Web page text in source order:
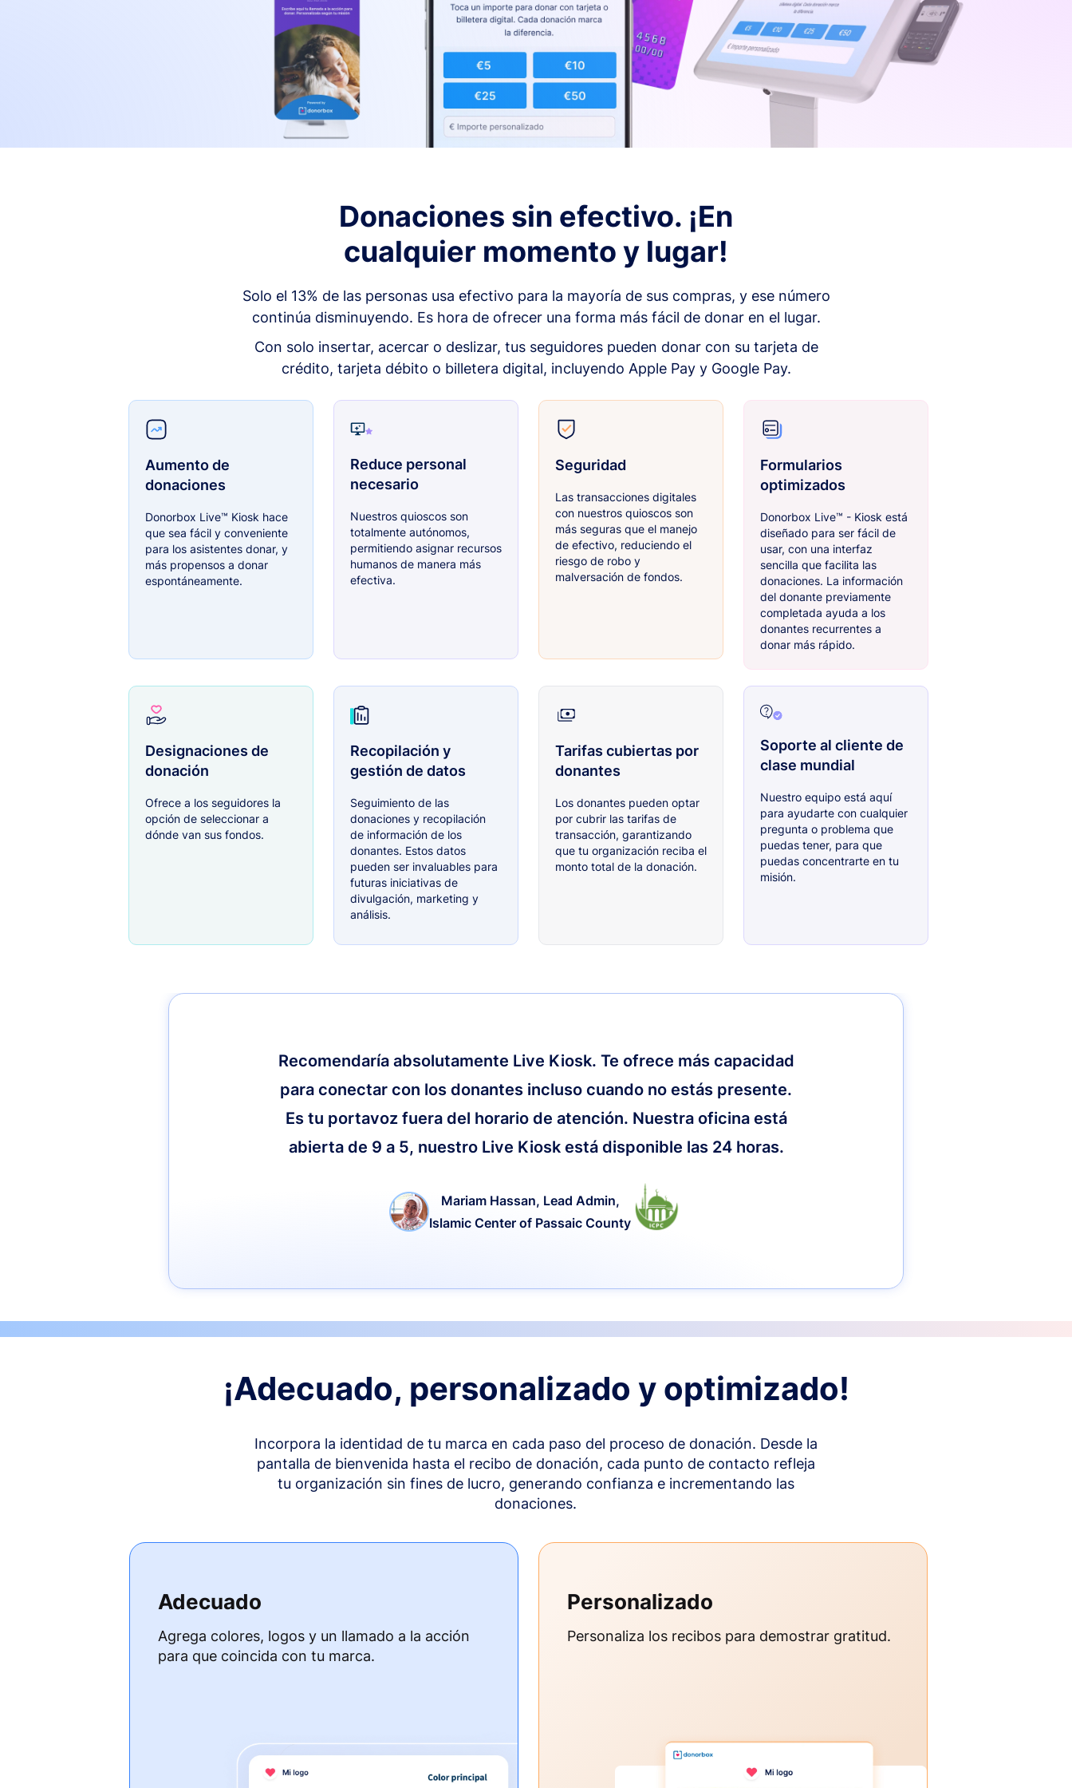
Donaciones sin efectivo. ¡En
cualquier momento y lugar!
Solo el 13% de las personas usa efectivo para la mayoría de sus compras, y ese número
continúa disminuyendo. Es hora de ofrecer una forma más fácil de donar en el lugar.
Con solo insertar, acercar o deslizar, tus seguidores pueden donar con su tarjeta de
crédito, tarjeta débito o billetera digital, incluyendo Apple Pay y Google Pay.
Aumento de
donaciones
Donorbox Live™ Kiosk hace
que sea fácil y conveniente
para los asistentes donar, y
más propensos a donar
espontáneamente.
Reduce personal
necesario
Nuestros quioscos son
totalmente autónomos,
permitiendo asignar recursos
humanos de manera más
efectiva.
Seguridad
Las transacciones digitales
con nuestros quioscos son
más seguras que el manejo
de efectivo, reduciendo el
riesgo de robo y
malversación de fondos.
Formularios
optimizados
Donorbox Live™ - Kiosk está
diseñado para ser fácil de
usar, con una interfaz
sencilla que facilita las
donaciones. La información
del donante previamente
completada ayuda a los
donantes recurrentes a
donar más rápido.
Designaciones de
donación
Ofrece a los seguidores la
opción de seleccionar a
dónde van sus fondos.
Recopilación y
gestión de datos
Seguimiento de las
donaciones y recopilación
de información de los
donantes. Estos datos
pueden ser invaluables para
futuras iniciativas de
divulgación, marketing y
análisis.
Tarifas cubiertas por
donantes
Los donantes pueden optar
por cubrir las tarifas de
transacción, garantizando
que tu organización reciba el
monto total de la donación.
Soporte al cliente de
clase mundial
Nuestro equipo está aquí
para ayudarte con cualquier
pregunta o problema que
puedas tener, para que
puedas concentrarte en tu
misión.
Recomendaría absolutamente Live Kiosk. Te ofrece más capacidad
para conectar con los donantes incluso cuando no estás presente.
Es tu portavoz fuera del horario de atención. Nuestra oficina está
abierta de 9 a 5, nuestro Live Kiosk está disponible las 24 horas.
Mariam Hassan, Lead Admin,
Islamic Center of Passaic County
¡Adecuado, personalizado y optimizado!
Incorpora la identidad de tu marca en cada paso del proceso de donación. Desde la
pantalla de bienvenida hasta el recibo de donación, cada punto de contacto refleja
tu organización sin fines de lucro, generando confianza e incrementando las
donaciones.
Adecuado
Agrega colores, logos y un llamado a la acción
para que coincida con tu marca.
Personalizado
Personaliza los recibos para demostrar gratitud.